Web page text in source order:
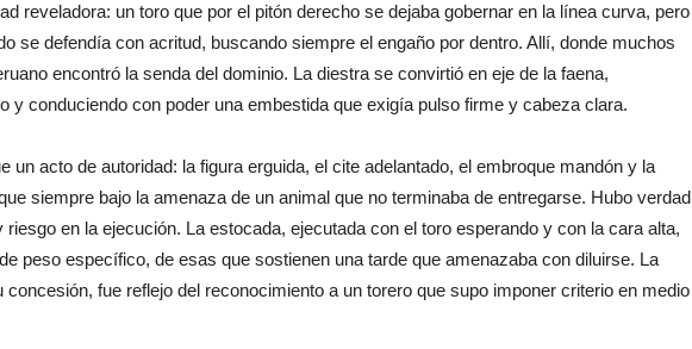
reveladora: un toro que por el pitón derecho se dejaba gobernar en la línea curva, pero
se defendía con acritud, buscando siempre el engaño por dentro. Allí, donde muchos
encontró la senda del dominio. La diestra se convirtió en eje de la faena,
y conduciendo con poder una embestida que exigía pulso firme y cabeza clara.
un acto de autoridad: la figura erguida, el cite adelantado, el embroque mandón y la
siempre bajo la amenaza de un animal que no terminaba de entregarse. Hubo verdad
riesgo en la ejecución. La estocada, ejecutada con el toro esperando y con la cara alta,
peso específico, de esas que sostienen una tarde que amenazaba con diluirse. La
concesión, fue reflejo del reconocimiento a un torero que supo imponer criterio en medio